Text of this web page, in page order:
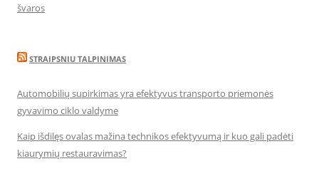
švaros
STRAIPSNIU TALPINIMAS
Automobilių supirkimas yra efektyvus transporto priemonės
gyvavimo ciklo valdyme
Kaip išdilęs ovalas mažina technikos efektyvumą ir kuo gali padėti
kiaurymių restauravimas?